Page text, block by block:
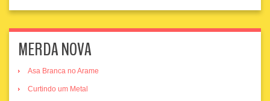
MERDA NOVA
Asa Branca no Arame
Curtindo um Metal